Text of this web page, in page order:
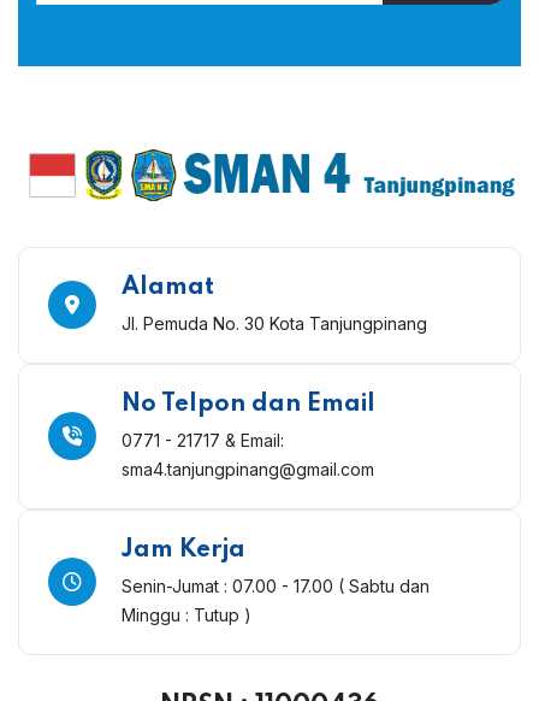
Alamat
Jl. Pemuda No. 30 Kota Tanjungpinang
No Telpon dan Email
0771 - 21717 & Email:
sma4.tanjungpinang@gmail.com
Jam Kerja
Senin-Jumat : 07.00 - 17.00 ( Sabtu dan
Minggu : Tutup )